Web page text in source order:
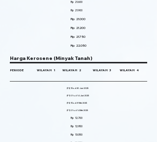
Rp 21.600
Rp 21.900
Rp 21.000
Rp 21.200
Rp 21.750
Rp 22.050
Harga Kerosene (Minyak Tanah)
PERIODE WILAYAH 1 WILAYAH 2 WILAYAH 3 WILAYAH 4
(P2) 15 s.d 30 Juni 2025
(P1) 01 s.d 14 Juni 2025
(P2) 15 s.d 31 Mei 2025
(P1) 01 s.d 14 Mei 2025
Rp 12.700
Rp 12.950
Rp 13.050